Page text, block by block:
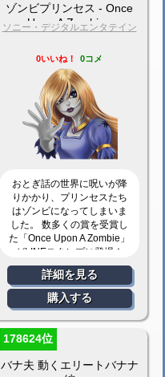
ゾンビプリンセス - Once
Upon A Zombie -
ソニー・デジタルエンタテイン
0いいね！ 0コメ
おとぎ話の世界に呪いが降
りかかり、プリンセスたち
はゾンビになってしまいま
した。 数多くの賞を受賞し
た「Once Upon A Zombie」
がLINEスタンプに登場！
詳細を見る
購入する
178624位
バナ夫 動くエリートバナナ